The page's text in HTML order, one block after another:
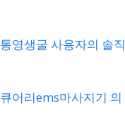
통영생굴 사용자의 솔
큐어리ems마사지기 의